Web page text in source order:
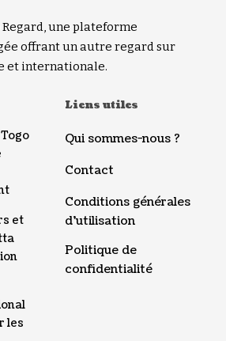
une plateforme
offrant un autre regard sur
et internationale.
et
les
Liens utiles
Qui sommes-nous ?
Contact
Conditions générales
d’utilisation
Politique de
confidentialité